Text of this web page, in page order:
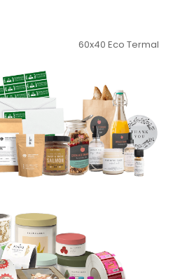
60x40 Eco Termal